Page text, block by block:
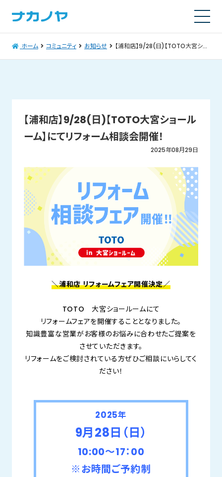
ホーム コミュニティ お知らせ 【浦和店】9/28(日)【TOTO大宮ショールーム】にてリフォーム相談会開催！
【浦和店】9/28(日)【TOTO大宮ショール
ーム】にてリフォーム相談会開催！
2025年08月29日
＼浦和店 リフォームフェア開催決定／
TOTO 大宮ショールームにて
リフォームフェアを開催することとなりました。
知識豊富な営業がお客様のお悩みに合わせたご提案を
させていただきます。
リフォームをご検討されている方ぜひご相談にいらしてく
ださい！
2025年
9月28日（日）
10:00～17：00
※お時間ご予約制